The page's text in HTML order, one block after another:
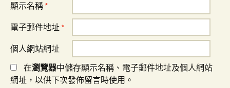
顯示名稱 *
電子郵件地址 *
個人網站網址
在瀏覽器中儲存顯示名稱、電子郵件地址及個人網站
網址，以供下次發佈留言時使用。